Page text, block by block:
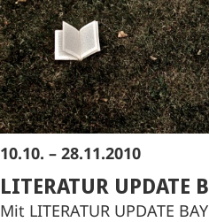
10.10. – 28.11.2010
LITERATUR UPDATE
Mit LITERATUR UPDATE